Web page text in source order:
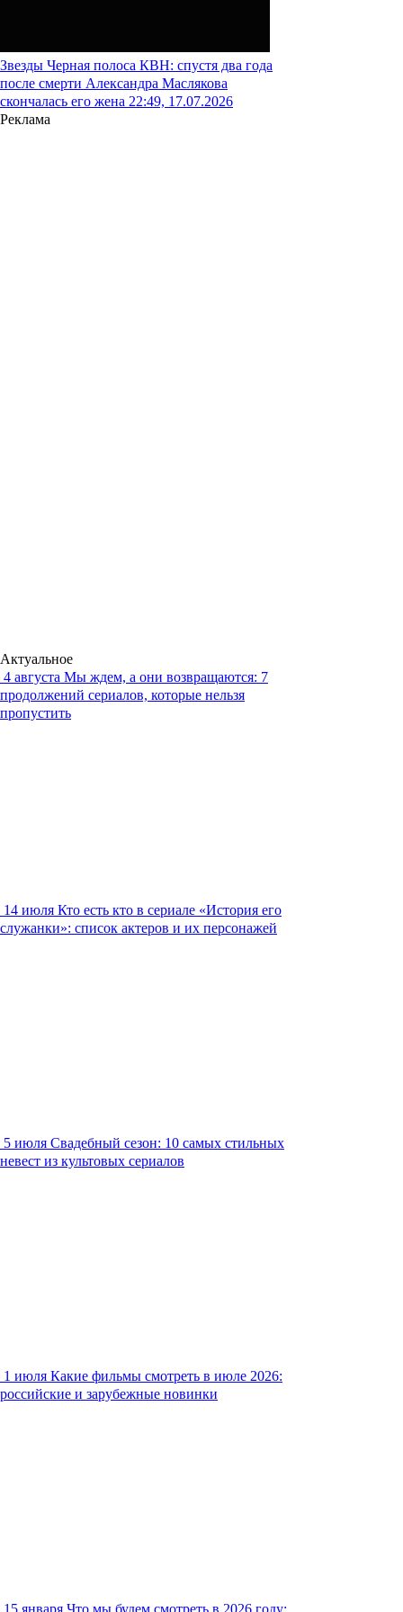
Звезды Черная полоса КВН: спустя два года
после смерти Александра Маслякова
скончалась его жена 22:49, 17.07.2026
Реклама
Актуальное
4 августа Мы ждем, а они возвращаются: 7
продолжений сериалов, которые нельзя
пропустить
14 июля Кто есть кто в сериале «История его
служанки»: список актеров и их персонажей
5 июля Свадебный сезон: 10 самых стильных
невест из культовых сериалов
1 июля Какие фильмы смотреть в июле 2026:
российские и зарубежные новинки